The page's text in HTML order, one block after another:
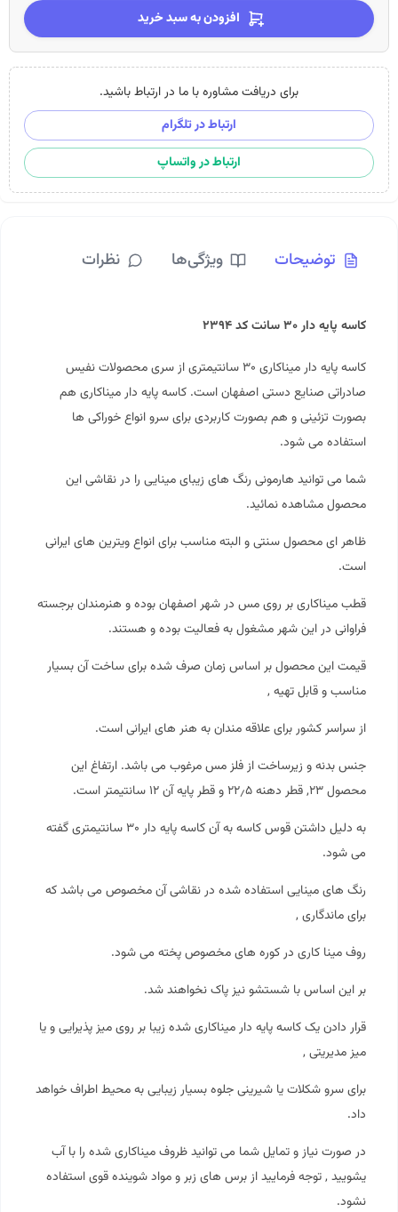
افزودن به سبد خرید
برای دریافت مشاوره با ما در ارتباط باشید.
ارتباط در تلگرام
ارتباط در واتساپ
توضیحات ویژگی‌ها نظرات
کاسه پایه دار ۳۰ سانت کد ۲۳۹۴
کاسه پایه دارمیناکاری
۳۰ سانتیمتری از سری محصولات نفیس
صادراتی صنایع دستی اصفهان است. کاسه پایه دار میناکاری هم
بصورت تزئینی و هم بصورت کاربردی برای سرو انواع خوراکی ها
استفاده می شود.
شما می توانید هارمونی رنگ های زیبای مینایی را در نقاشی این
محصول مشاهده نمائید.
ظاهر ای محصول سنتی و البته مناسب برای انواع ویترین های ایرانی
است.
قطبمیناکاریبر روی مس در شهر اصفهان بوده و هنرمندان برجسته
فراوانی در این شهر مشغول به فعالیت بوده و هستند.
قیمت این محصول بر اساس زمان صرف شده برای ساخت آن بسیار
مناسب و قابل تهیه ,
از سراسر کشور برای علاقه مندان به هنر های ایرانی است.
جنس بدنه و زیرساخت از فلز مس مرغوب می باشد. ارتفاغ این
محصول ۲۳, قطر دهنه ۲۲٫۵ و قطر پایه آن ۱۲ سانتیمتر است.
به دلیل داشتن قوس کاسه به آن کاسه پایه دار ۳۰ سانتیمتری گفته
می شود.
رنگ های مینایی استفاده شده در نقاشی آن مخصوص می باشد که
برای ماندگاری ,
روف مینا کاری در کوره های مخصوص پخته می شود.
بر این اساس با شستشو نیز پاک نخواهند شد.
قرار دادن یک کاسه پایه دارمیناکاریشده زیبا بر روی میز پذیرایی و یا
میز مدیریتی ,
برای سرو شکلات یا شیرینی جلوه بسیار زیبایی به محیط اطراف خواهد
داد.
در صورت نیاز و تمایل شما می توانید ظروف میناکاری شده را با آب
یشویید , توجه فرمایید از برس های زبر و مواد شوینده قوی استفاده
نشود.